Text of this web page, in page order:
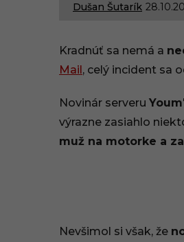
Dušan Šutarík 2
0
.
2
Kradnúť sa nemá a
Mail, celý incident sa
Novinár serveru
výrazne zasiahlo
muž na motorke a
Nevšimol si však, že